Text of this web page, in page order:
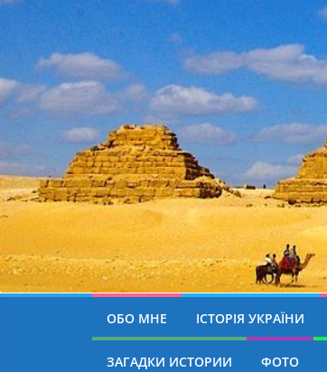
ОБО МНЕ ІСТОРІЯ УКРАЇНИ
ЗАГАДКИ ИСТОРИИ ФОТО